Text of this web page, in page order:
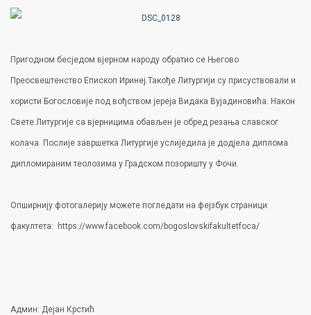
Пригодном бесједом вјерном народу обратио се Његово
Преосвештенство Епископ Иринеј.Такође Литургији су присуствовали и
хористи Богословије под вођством јереја Видака Вујадиновића. Након
Свете Литургије са вјерницима обављен је обред резања славског
колача. Послије завршетка Литургије услиједила је додјела диплома
дипломираним теолозима у Градском позоришту у Фочи.
Опширнију фотогалерију можете погледати на фејзбук страници
факултета: https://www.facebook.com/bogoslovskifakultetfoca/
Админ: Дејан Крстић